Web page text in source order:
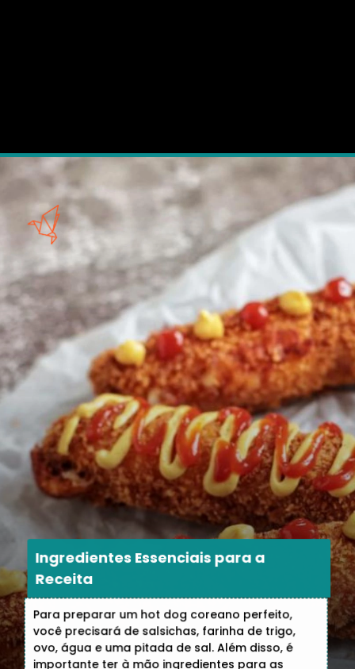
Ingredientes Essenciais para a
Receita
Para preparar um hot dog coreano perfeito,
você precisará de salsichas, farinha de trigo,
ovo, água e uma pitada de sal. Além disso, é
importante ter à mão ingredientes para as